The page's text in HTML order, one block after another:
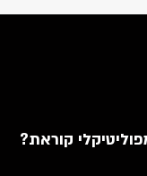
קוראת?